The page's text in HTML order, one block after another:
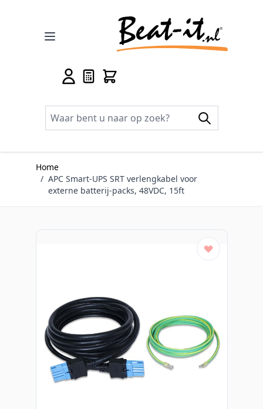
Home
/ APC Smart-UPS SRT verlengkabel voor
externe batterij-packs, 48VDC, 15ft